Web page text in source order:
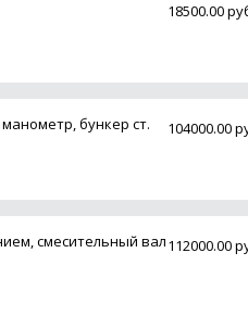
18500.00
бункер ст. 104000.00
смесительный вал112000.00